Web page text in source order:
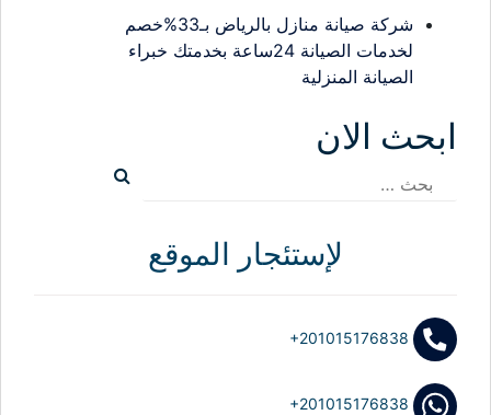
شركة صيانة منازل بالرياض بـ33%خصم
لخدمات الصيانة 24ساعة بخدمتك خبراء
الصيانة المنزلية
ابحث الان
البحث
لإستئجار الموقع
+201015176838
+201015176838